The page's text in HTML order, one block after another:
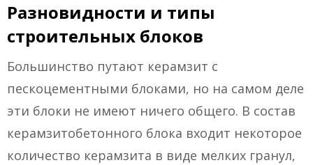
Разновидности и типы
строительных блоков
Большинство путают керамзит с
пескоцементными блоками, но на самом деле
эти блоки не имеют ничего общего. В состав
керамзитобетонного блока входит некоторое
количество керамзита в виде мелких гранул,